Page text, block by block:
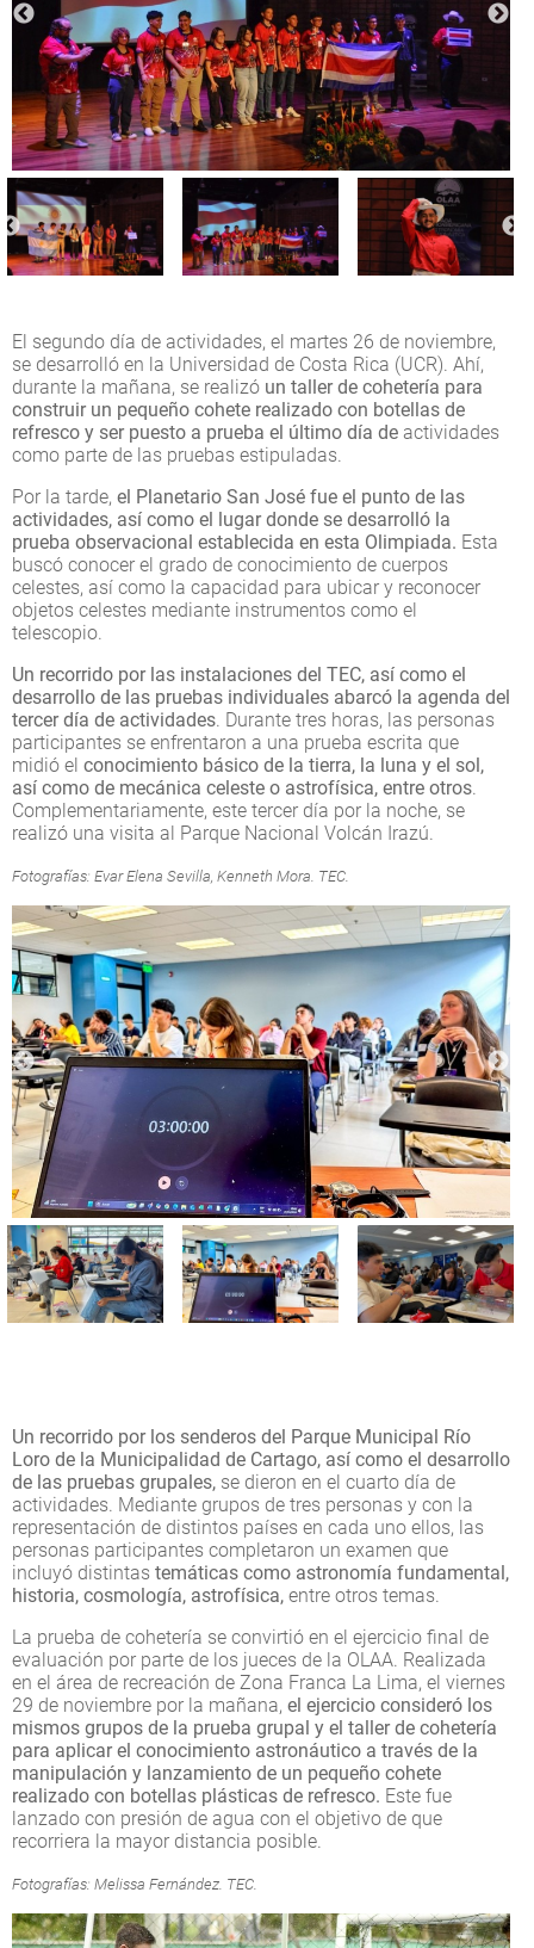
El segundo día de actividades, el martes 26 de noviembre,
se desarrolló en la Universidad de Costa Rica (UCR). Ahí,
durante la mañana, se realizó un taller de cohetería para
construir un pequeño cohete realizado con botellas de
refresco y ser puesto a prueba el último día de actividades
como parte de las pruebas estipuladas.
Por la tarde, el Planetario San José fue el punto de las
actividades, así como el lugar donde se desarrolló la
prueba observacional establecida en esta Olimpiada. Esta
buscó conocer el grado de conocimiento de cuerpos
celestes, así como la capacidad para ubicar y reconocer
objetos celestes mediante instrumentos como el
telescopio.
Un recorrido por las instalaciones del TEC, así como el
desarrollo de las pruebas individuales abarcó la agenda del
tercer día de actividades. Durante tres horas, las personas
participantes se enfrentaron a una prueba escrita que
midió el conocimiento básico de la tierra, la luna y el sol,
así como de mecánica celeste o astrofísica, entre otros.
Complementariamente, este tercer día por la noche, se
realizó una visita al Parque Nacional Volcán Irazú.
Fotografías: Evar Elena Sevilla, Kenneth Mora. TEC.
Un recorrido por los senderos del Parque Municipal Río
Loro de la Municipalidad de Cartago, así como el desarrollo
de las pruebas grupales, se dieron en el cuarto día de
actividades. Mediante grupos de tres personas y con la
representación de distintos países en cada uno ellos, las
personas participantes completaron un examen que
incluyó distintas temáticas como astronomía fundamental,
historia, cosmología, astrofísica, entre otros temas.
La prueba de cohetería se convirtió en el ejercicio final de
evaluación por parte de los jueces de la OLAA. Realizada
en el área de recreación de Zona Franca La Lima, el viernes
29 de noviembre por la mañana, el ejercicio consideró los
mismos grupos de la prueba grupal y el taller de cohetería
para aplicar el conocimiento astronáutico a través de la
manipulación y lanzamiento de un pequeño cohete
realizado con botellas plásticas de refresco. Este fue
lanzado con presión de agua con el objetivo de que
recorriera la mayor distancia posible.
Fotografías: Melissa Fernández. TEC.